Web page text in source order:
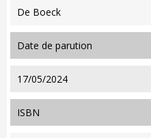
De Boeck
date de parution
17/05/2024
ISBN